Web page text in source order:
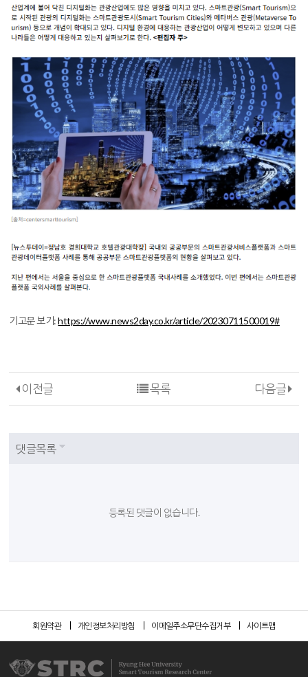
기고문 보기:https://www.news2day.co.kr/article/20230711500019#
이전글 다음글
목록
댓글목록
등록된 댓글이 없습니다.
회원약관 개인정보처리방침 이메일주소무단수집거부 사이트맵